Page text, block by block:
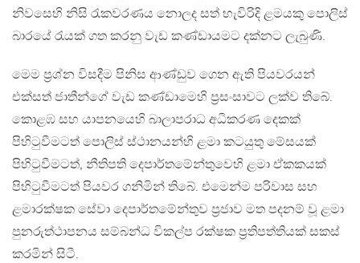
නිවසෙහි නිසි රැකවරණය නොලද සත් හැවිරිදි ළමයකු පොලිස්
බාරයේ රැයක් ගත කරනු වැඩ කණ්ඩායමට දක්නට ලැබුණි.
මෙම ප්‍රශ්න විසදීම පිනිස ආණ්ඩුව ගෙන ඇති පියවරයන්
එක්සත් ජාතීන්ගේ වැඩ කණ්ඩාමෙහි ප්‍රසංසාවට ලක්ව තිබේ.
කොළඹ සහ යාපනයෙහි බාලාපරාධ අධිකරණ දෙකක්
පිහිටුවීමටත් පොලිස් ස්ථානයන්හි ළමා කටයුතු මේසයක්
පිහිටුවීමටත්, නීතිපති දෙපාර්තමේන්තුවෙහි ළමා ඒකකයක්
පිහිටුවීමටත් පියවර ගනිමින් තිබේ. එමෙන්ම පරිවාස සහ
ළමාරක්ෂක සේවා දෙපාර්තමේන්තුව ප්‍රජාව මත පදනම් වූ ළමා
පුනරුත්ථාපනය සම්බන්ධ විකල්ප රක්ෂක ප්‍රතිපත්තියක් සකස්
කරමින් සිටී.